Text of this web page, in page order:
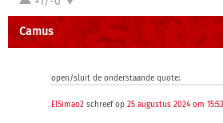
Camus
open/sluit de onderstaande quote:
ElSimao2 schreef op 25 augustus 2024 om 15:53